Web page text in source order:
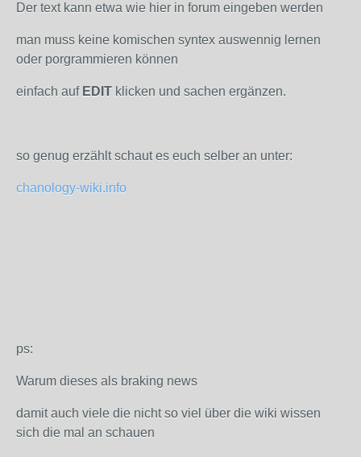
Der text kann etwa wie hier in forum eingeben werden
man muss keine komischen syntex auswennig lernen
oder porgrammieren können
einfach auf EDIT klicken und sachen ergänzen.
so genug erzählt schaut es euch selber an unter:
chanology-wiki.info
ps:
Warum dieses als braking news
damit auch viele die nicht so viel über die wiki wissen
sich die mal an schauen